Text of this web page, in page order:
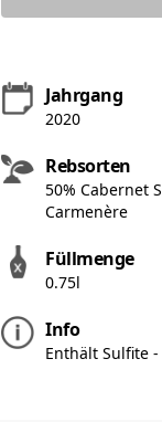
Jahrgang
2020
Rebsorten
50% Cabernet
Carmenère
Füllmenge
0.75l
Info
Enthält Sulfite